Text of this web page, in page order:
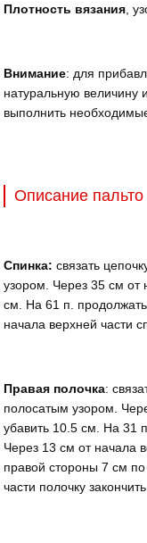
Плотность вязания ,
Внимание: для
натуральную величину
выполнить
Описание пальто
Спинка: связать
узором. Через 35 см от
см. На 61 п.
начала верхней части
Правая полочка:
полосатым узором.
убавить 10.5 см. На 31
Через 13 см от начала
правой стороны 7 см
части полочку